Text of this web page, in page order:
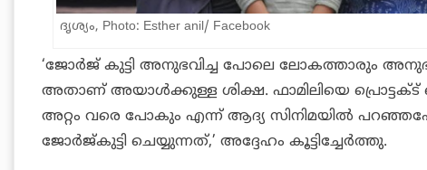
ദൃശ്യം, Photo: Esther anil/ Facebook
‘ജോർജ് കുട്ടി അനുഭവിച്ച പോലെ ലോകത്താരും
അതാണ് അയാൾക്കുള്ള ശിക്ഷ. ഫാമിലിയെ പ്രൊട്ടക്ട്
അറ്റം വരെ പോകും എന്ന് ആദ്യ സിനിമയിൽ
ജോർജ്‌കുട്ടി ചെയ്യുന്നത്,’ അദ്ദേഹം കൂട്ടിച്ചേർത്തു.